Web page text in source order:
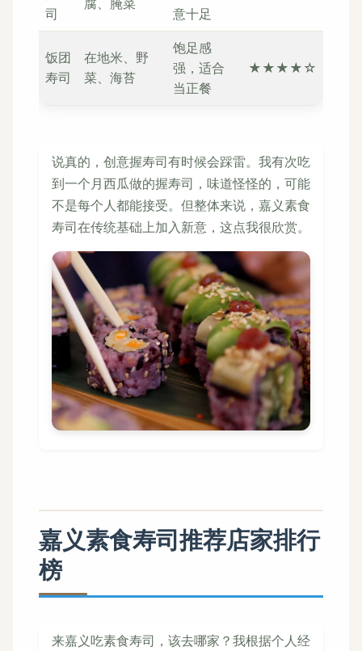
司
意十足
饭团
寿司
在地米、野
菜、海苔
饱足感
强，适合
当正餐
★★★★☆
说真的，创意握寿司有时候会踩雷。我有次吃
到一个月西瓜做的握寿司，味道怪怪的，可能
不是每个人都能接受。但整体来说，嘉义素食
寿司在传统基础上加入新意，这点我很欣赏。
嘉义素食寿司推荐店家排行
榜
来嘉义吃素食寿司，该去哪家？我根据个人经